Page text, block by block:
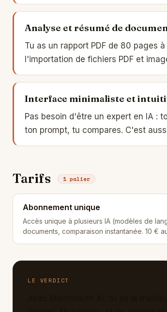
Analyse et résumé de
Tu as un rapport PDF de 80 pages
l'importation de fichiers PDF et
Interface minimaliste et
Pas besoin d'être un expert en IA :
ton prompt, tu compares. C'est
Tarifs 1 palier
Abonnement unique
Accès unique à plusieurs IA (modèles de
documents, comparaison instantanée. 10 €
LE VERDICT